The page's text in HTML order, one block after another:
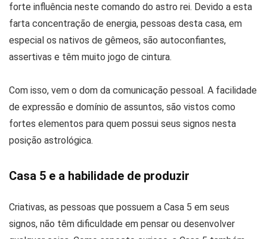
forte influência neste comando do astro rei. Devido a esta
farta concentração de energia, pessoas desta casa, em
especial os nativos de gêmeos, são autoconfiantes,
assertivas e têm muito jogo de cintura.
Com isso, vem o dom da comunicação pessoal. A facilidade
de expressão e domínio de assuntos, são vistos como
fortes elementos para quem possui seus signos nesta
posição astrológica.
Casa 5 e a habilidade de produzir
Criativas, as pessoas que possuem a Casa 5 em seus
signos, não têm dificuldade em pensar ou desenvolver